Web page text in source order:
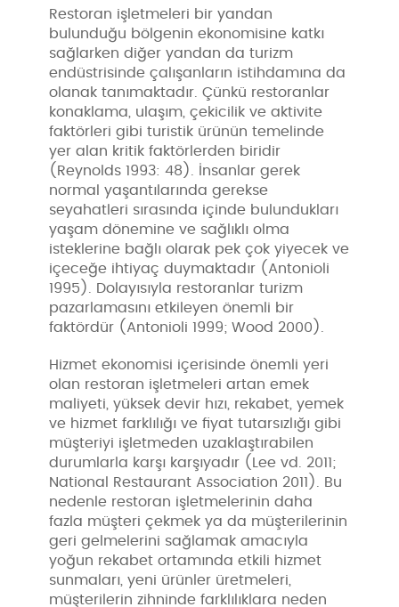
Restoran işletmeleri bir yandan
bulunduğu bölgenin ekonomisine katkı
sağlarken diğer yandan da turizm
endüstrisinde çalışanların istihdamına da
olanak tanımaktadır. Çünkü restoranlar
konaklama, ulaşım, çekicilik ve aktivite
faktörleri gibi turistik ürünün temelinde
yer alan kritik faktörlerden biridir
(Reynolds 1993: 48). İnsanlar gerek
normal yaşantılarında gerekse
seyahatleri sırasında içinde bulundukları
yaşam dönemine ve sağlıklı olma
isteklerine bağlı olarak pek çok yiyecek ve
içeceğe ihtiyaç duymaktadır (Antonioli
1995). Dolayısıyla restoranlar turizm
pazarlamasını etkileyen önemli bir
faktördür (Antonioli 1999; Wood 2000).
Hizmet ekonomisi içerisinde önemli yeri
olan restoran işletmeleri artan emek
maliyeti, yüksek devir hızı, rekabet, yemek
ve hizmet farklılığı ve fiyat tutarsızlığı gibi
müşteriyi işletmeden uzaklaştırabilen
durumlarla karşı karşıyadır (Lee vd. 2011;
National Restaurant Association 2011). Bu
nedenle restoran işletmelerinin daha
fazla müşteri çekmek ya da müşterilerinin
geri gelmelerini sağlamak amacıyla
yoğun rekabet ortamında etkili hizmet
sunmaları, yeni ürünler üretmeleri,
müşterilerin zihninde farklılıklara neden